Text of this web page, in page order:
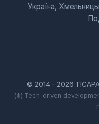
Україна,
© 2014 - 2026
(☬) Tech-driven